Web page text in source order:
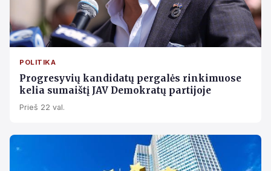
POLITIKA
Progresyvių kandidatų pergalės rinkimuose
kelia sumaištį JAV Demokratų partijoje
Prieš 22 val.